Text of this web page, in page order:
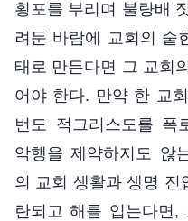
횡포를 부리며 불량배
려둔 바람에 교회의 숱
태로 만든다면 그 교회
어야 한다. 만약 한 교
번도 적그리스도를 폭
악행을 제약하지도 않
의 교회 생활과 생명 진
란되고 해를 입는다면,